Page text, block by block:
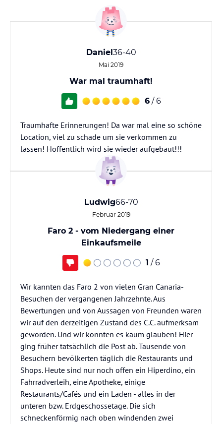
Daniel36-40
Mai 2019
War mal traumhaft!
6 / 6
Traumhafte Erinnerungen! Da war mal eine so schöne
Location, viel zu schade um sie verkommen zu
lassen! Hoffentlich wird sie wieder aufgebaut!!!
Ludwig66-70
Februar 2019
Faro 2 - vom Niedergang einer
Einkaufsmeile
1 / 6
Wir kannten das Faro 2 von vielen Gran Canaria-
Besuchen der vergangenen Jahrzehnte. Aus
Bewertungen und von Aussagen von Freunden waren
wir auf den derzeitigen Zustand des C.C. aufmerksam
geworden. Und wir konnten es kaum glauben! Hier
ging früher tatsächlich die Post ab. Tausende von
Besuchern bevölkerten täglich die Restaurants und
Shops. Heute sind nur noch offen ein Hiperdino, ein
Fahrradverleih, eine Apotheke, einige
Restaurants/Cafés und ein Laden - alles in der
unteren bzw. Erdgeschossetage. Die sich
schneckenförmig nach oben windenden zwei